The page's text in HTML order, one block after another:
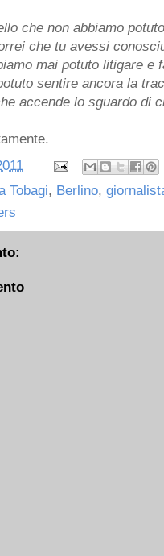
che non abbiamo
che tu avessi
mai potuto litigare e
sentire ancora la
accende lo sguardo di
Tobagi, Berlino,